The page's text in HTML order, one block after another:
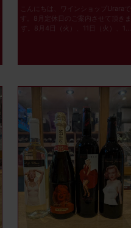
こんにちは、ワインショップUraraで
す。8月定休日のご案内させて頂きま
す。8月4日（火）、11日（火）、1...